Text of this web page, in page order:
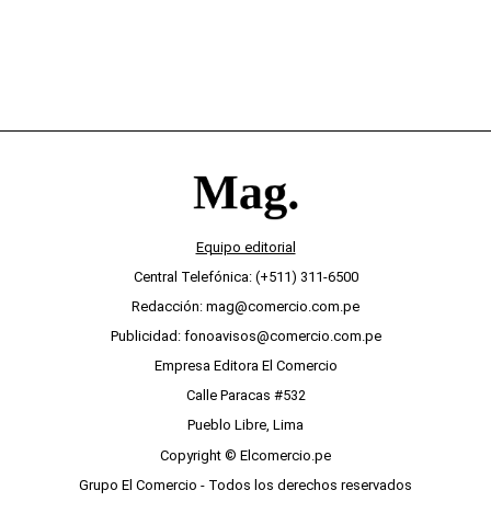
Equipo editorial
Central Telefónica: (+511) 311-6500
Redacción: mag@comercio.com.pe
Publicidad: fonoavisos@comercio.com.pe
Empresa Editora El Comercio
Calle Paracas #532
Pueblo Libre, Lima
Copyright © Elcomercio.pe
Grupo El Comercio - Todos los derechos reservados